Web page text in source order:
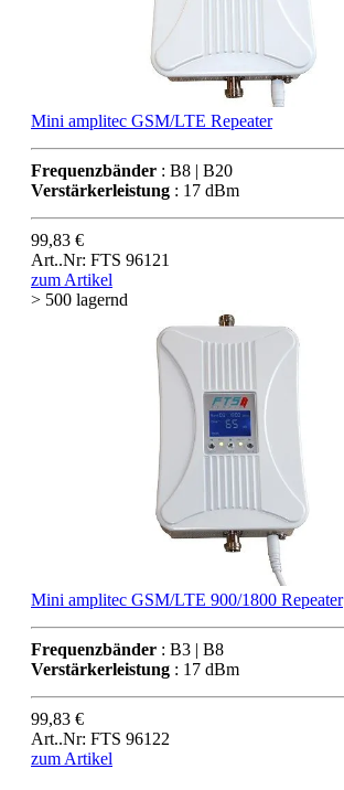
Mini amplitec GSM/LTE Repeater
Frequenzbänder : B8 | B20
Verstärkerleistung : 17 dBm
99,83 €
Art..Nr: FTS 96121
zum Artikel
> 500 lagernd
Mini amplitec GSM/LTE 900/1800 Repeater
Frequenzbänder : B3 | B8
Verstärkerleistung : 17 dBm
99,83 €
Art..Nr: FTS 96122
zum Artikel